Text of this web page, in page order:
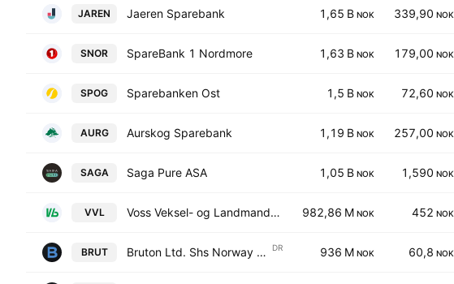
JAREN Jaeren Sparebank 1,65 B NOK 339,90 NOK
SNOR SpareBank 1 Nordmore 1,63 B NOK 179,00 NOK
SPOG Sparebanken Ost 1,5 B NOK 72,60 NOK
AURG Aurskog Sparebank 1,19 B NOK 257,00 NOK
SAGA Saga Pure ASA 1,05 B NOK 1,590 NOK
VVL Voss Veksel- og Landmandsbank ASA 982,86 M NOK 452 NOK
BRUT Bruton Ltd. Shs Norway Depository Receipt Repr 1 Sh DR 936 M NOK 60,8 NOK